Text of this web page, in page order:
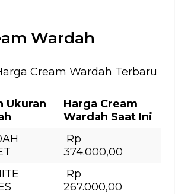
Wardah
Cream Wardah Terbaru
Ukuran
Harga Cream
Wardah Saat Ini
Rp
374.000,00
Rp
267.000,00